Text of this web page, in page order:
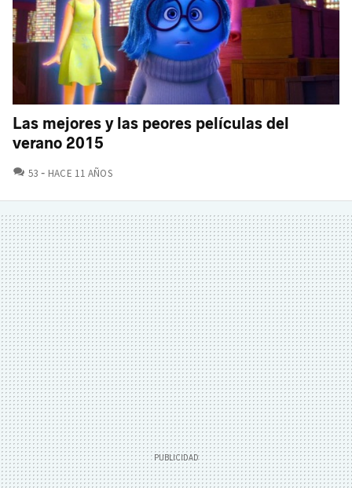
Las mejores y las peores películas del
verano 2015
53 COMENTARIOS
HACE 11 AÑOS